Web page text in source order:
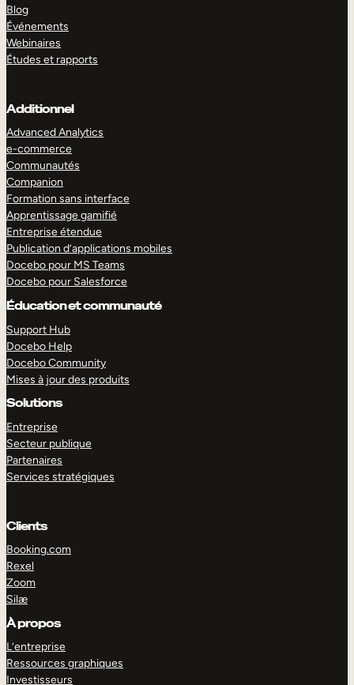
Blog
Événements
Webinaires
Études et rapports
Additionnel
Advanced Analytics
e-commerce
Communautés
Companion
Formation sans interface
Apprentissage gamifié
Entreprise étendue
Publication d’applications mobiles
Docebo pour MS Teams
Docebo pour Salesforce
Éducation et communauté
Support Hub
Docebo Help
Docebo Community
Mises à jour des produits
Solutions
Entreprise
Secteur publique
Partenaires
Services stratégiques
Clients
Booking.com
Rexel
Zoom
Silæ
À propos
L’entreprise
Ressources graphiques
Investisseurs